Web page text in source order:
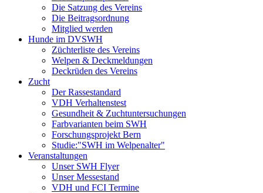
Die Satzung des Vereins
Die Beitragsordnung
Mitglied werden
Hunde im DVSWH
Züchterliste des Vereins
Welpen & Deckmeldungen
Deckrüden des Vereins
Zucht
Der Rassestandard
VDH Verhaltenstest
Gesundheit & Zuchtuntersuchungen
Farbvarianten beim SWH
Forschungsprojekt Bern
Studie:"SWH im Welpenalter"
Veranstaltungen
Unser SWH Flyer
Unser Messestand
VDH und FCI Termine